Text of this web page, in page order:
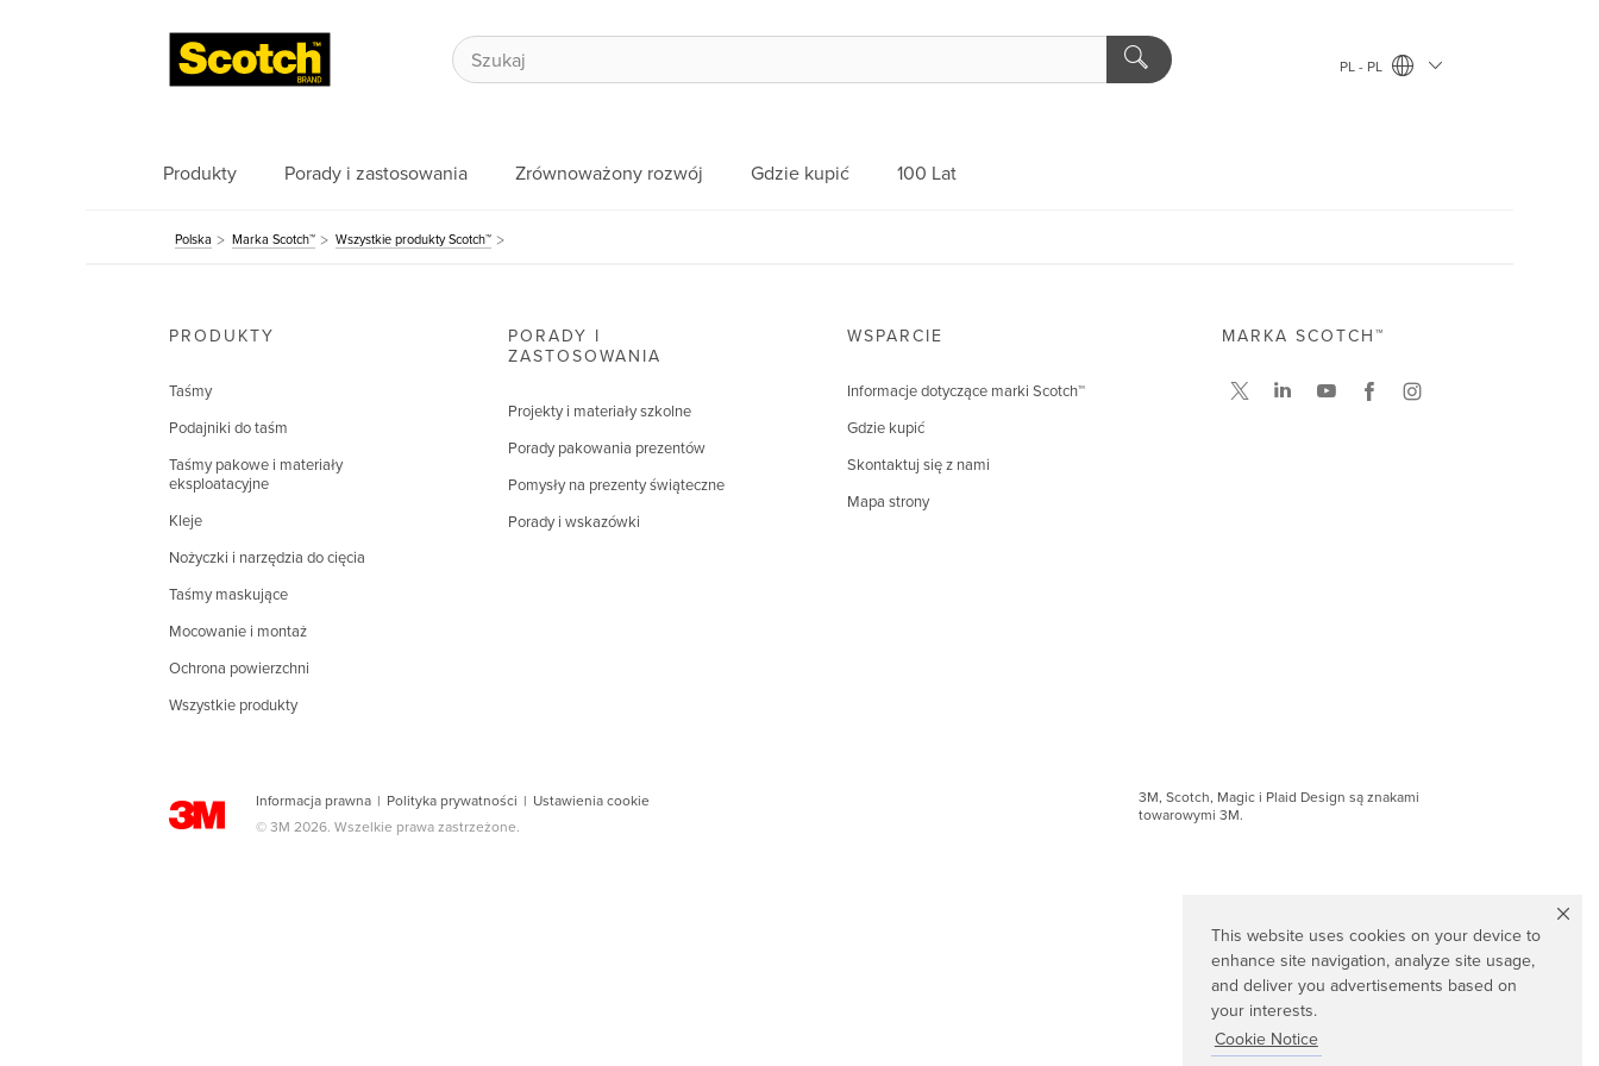
This website uses cookies on your device to
enhance site navigation, analyze site usage,
and deliver you advertisements based on
your interests.
Cookie Notice
PL - PL
Produkty Porady i zastosowania Zrównoważony rozwój Gdzie kupić 100 Lat
Polska Marka Scotch™ Wszystkie produkty Scotch™
PRODUKTY
Taśmy
Podajniki do taśm
Taśmy pakowe i materiały
eksploatacyjne
Kleje
Nożyczki i narzędzia do cięcia
Taśmy maskujące
Mocowanie i montaż
Ochrona powierzchni
Wszystkie produkty
PORADY I
ZASTOSOWANIA
Projekty i materiały szkolne
Porady pakowania prezentów
Pomysły na prezenty świąteczne
Porady i wskazówki
WSPARCIE
Informacje dotyczące marki Scotch™
Gdzie kupić
Skontaktuj się z nami
Mapa strony
Informacja prawna | Polityka prywatności | Ustawienia cookie
© 3M 2026. Wszelkie prawa zastrzeżone.
MARKA SCOTCH™
3M, Scotch, Magic i Plaid Design są znakami
towarowymi 3M.